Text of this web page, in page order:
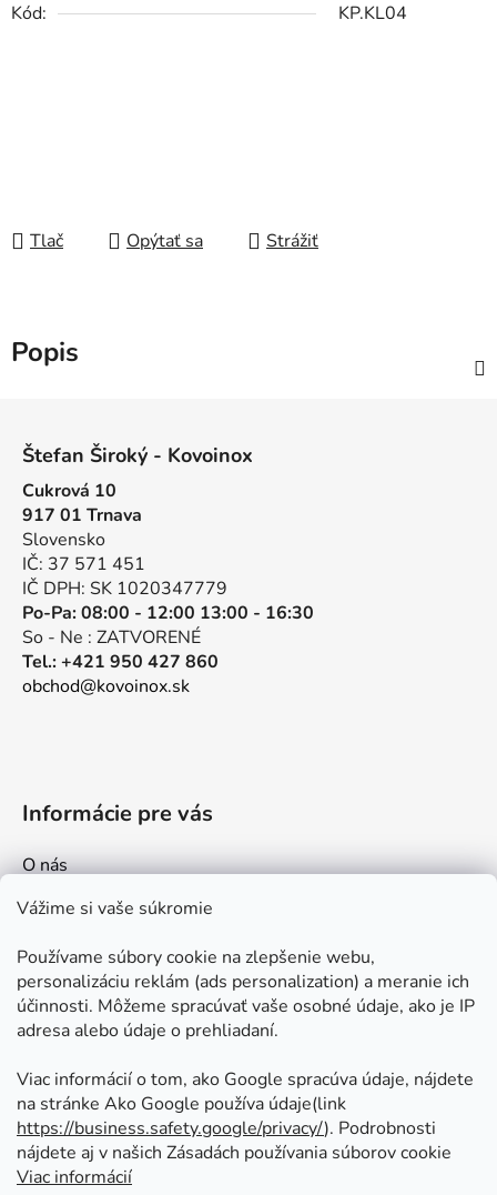
Vážime si vaše súkromie
Používame súbory cookie na zlepšenie webu,
personalizáciu reklám (ads personalization) a meranie ich
účinnosti. Môžeme spracúvať vaše osobné údaje, ako je IP
adresa alebo údaje o prehliadaní.
Viac informácií o tom, ako Google spracúva údaje, nájdete
na stránke Ako Google používa údaje(link
https://business.safety.google/privacy/⁩). Podrobnosti
nájdete aj v našich Zásadách používania súborov cookie
Viac informácií
Kód:
KP.KL04
Tlač Opýtať sa Strážiť
Popis
Štefan Široký - Kovoinox
Cukrová 10
917 01 Trnava
Slovensko
IČ: 37 571 451
IČ DPH: SK 1020347779
Po-Pa: 08:00 - 12:00 13:00 - 16:30
So - Ne : ZATVORENÉ
Tel.: +421 950 427 860
obchod@kovoinox.sk
Informácie pre vás
O nás
Kontakt
Ako nakupovať
Obchodné podmienky
Ochrana osobných údajov
Odstúpenie od zmluvy
Prijímame online platby